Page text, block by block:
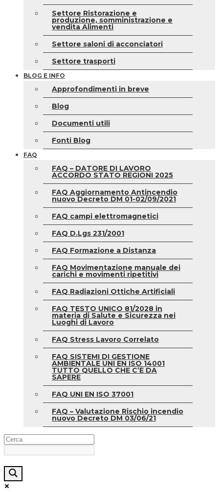
Settore Ristorazione e
produzione, somministrazione e
vendita Alimenti
Settore saloni di acconciatori
Settore trasporti
BLOG E INFO
Approfondimenti in breve
Blog
Documenti utili
Fonti Blog
FAQ
FAQ – DATORE DI LAVORO
ACCORDO STATO REGIONI 2025
FAQ Aggiornamento Antincendio
nuovo Decreto DM 01-02/09/2021
FAQ campi elettromagnetici
FAQ D.Lgs 231/2001
FAQ Formazione a Distanza
FAQ Movimentazione manuale dei
carichi e movimenti ripetitivi
FAQ Radiazioni Ottiche Artificiali
FAQ TESTO UNICO 81/2028 in
materia di Salute e Sicurezza nei
Luoghi di Lavoro
FAQ Stress Lavoro Correlato
FAQ SISTEMI DI GESTIONE
AMBIENTALE UNI EN ISO 14001
TUTTO QUELLO CHE C’È DA
SAPERE
FAQ UNI EN ISO 37001
FAQ – Valutazione Rischio incendio
nuovo Decreto DM 03/06/21